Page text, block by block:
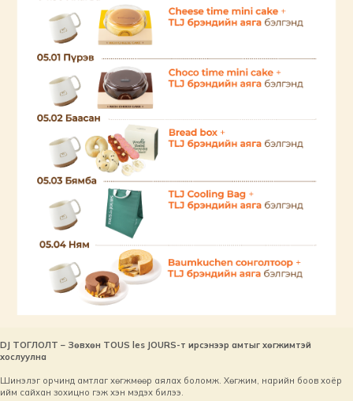
DJ ТОГЛОЛТ – Зөвхөн TOUS les JOURS-т ирсэнээр амтыг хөгжимтэй
хослуулна
Шинэлэг орчинд амтлаг хөгжмөөр аялах боломж. Хөгжим, нарийн боов хоёр
ийм сайхан зохицно гэж хэн мэдэх билээ.